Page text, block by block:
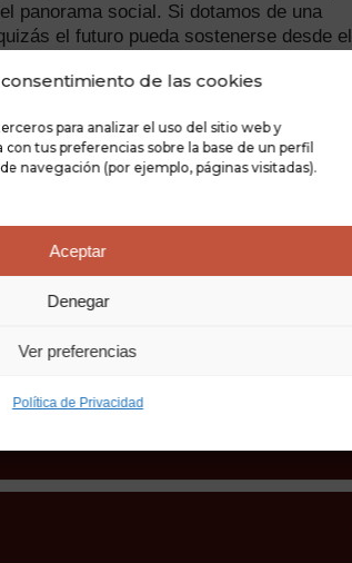
de las cookies
para analizar el uso del sitio web y
tus preferencias sobre la base de un perfil
navegación (por ejemplo, páginas visitadas).
Aceptar
Denegar
Ver preferencias
Política de Privacidad
panorama social. Si dotamos de una
el futuro pueda sostenerse desde el
que es la vida.